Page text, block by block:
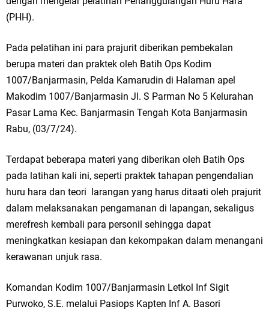
(PHH).
Pada pelatihan ini para prajurit diberikan pembekalan
berupa materi dan praktek oleh Batih Ops Kodim
1007/Banjarmasin, Pelda Kamarudin di Halaman apel
Makodim 1007/Banjarmasin Jl. S Parman No 5 Kelurahan
Pasar Lama Kec. Banjarmasin Tengah Kota Banjarmasin
Rabu, (03/7/24).
Terdapat beberapa materi yang diberikan oleh Batih Ops
pada latihan kali ini, seperti praktek tahapan pengendalian
huru hara dan teori larangan yang harus ditaati oleh prajurit
dalam melaksanakan pengamanan di lapangan, sekaligus
merefresh kembali para personil sehingga dapat
meningkatkan kesiapan dan kekompakan dalam menangani
kerawanan unjuk rasa.
Komandan Kodim 1007/Banjarmasin Letkol Inf Sigit
Purwoko, S.E. melalui Pasiops Kapten Inf A. Basori